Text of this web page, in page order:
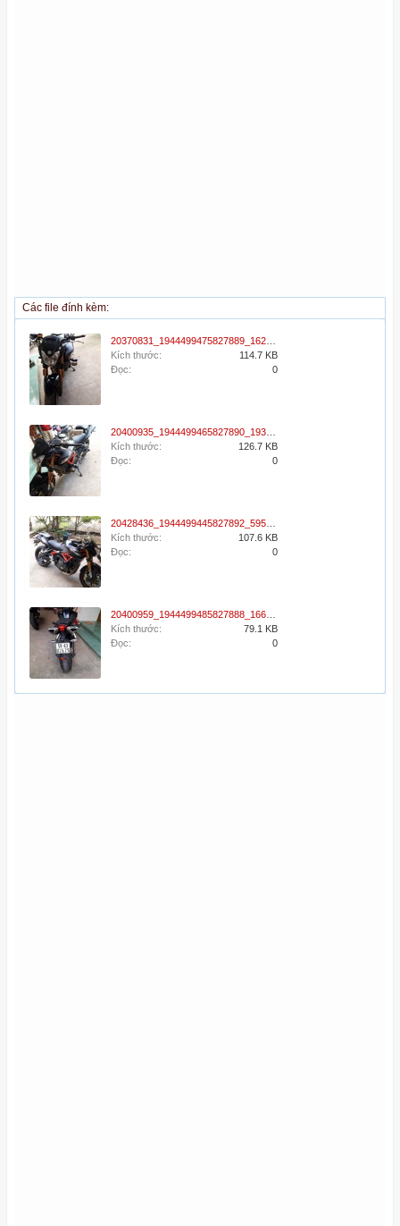
Các file đính kèm:
Kích thước:
114.7 KB
Đọc:
0
Kích thước:
126.7 KB
Đọc:
0
Kích thước:
107.6 KB
Đọc:
0
Kích thước:
79.1 KB
Đọc:
0